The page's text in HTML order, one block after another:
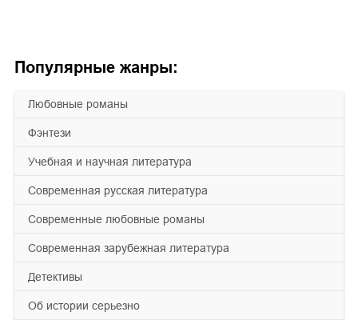
Популярные жанры:
любовные романы
фэнтези
учебная и научная литература
современная русская литература
современные любовные романы
современная зарубежная литература
детективы
об истории серьезно